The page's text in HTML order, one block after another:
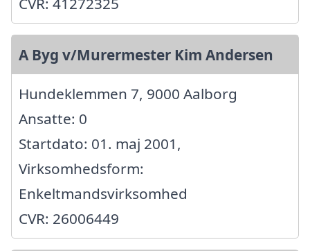
A Byg v/Murermester Kim Andersen
Hundeklemmen 7, 9000 Aalborg
Ansatte: 0
Startdato: 01. maj 2001,
Virksomhedsform:
Enkeltmandsvirksomhed
CVR: 26006449